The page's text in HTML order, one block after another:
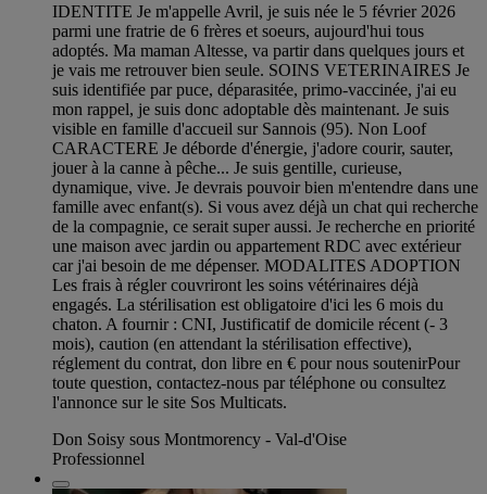
IDENTITE Je m'appelle Avril, je suis née le 5 février 2026
parmi une fratrie de 6 frères et soeurs, aujourd'hui tous
adoptés. Ma maman Altesse, va partir dans quelques jours et
je vais me retrouver bien seule. SOINS VETERINAIRES Je
suis identifiée par puce, déparasitée, primo-vaccinée, j'ai eu
mon rappel, je suis donc adoptable dès maintenant. Je suis
visible en famille d'accueil sur Sannois (95). Non Loof
CARACTERE Je déborde d'énergie, j'adore courir, sauter,
jouer à la canne à pêche... Je suis gentille, curieuse,
dynamique, vive. Je devrais pouvoir bien m'entendre dans une
famille avec enfant(s). Si vous avez déjà un chat qui recherche
de la compagnie, ce serait super aussi. Je recherche en priorité
une maison avec jardin ou appartement RDC avec extérieur
car j'ai besoin de me dépenser. MODALITES ADOPTION
Les frais à régler couvriront les soins vétérinaires déjà
engagés. La stérilisation est obligatoire d'ici les 6 mois du
chaton. A fournir : CNI, Justificatif de domicile récent (- 3
mois), caution (en attendant la stérilisation effective),
réglement du contrat, don libre en € pour nous soutenir ​ Pour
toute question, contactez-nous par téléphone ou consultez
l'annonce sur le site Sos Multicats.
Don Soisy sous Montmorency - Val-d'Oise
Professionnel